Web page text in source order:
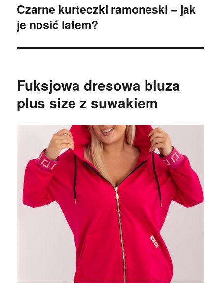
Następny
wpis:
Czarne kurteczki ramoneski – jak
je nosić latem?
Fuksjowa dresowa bluza
plus size z suwakiem